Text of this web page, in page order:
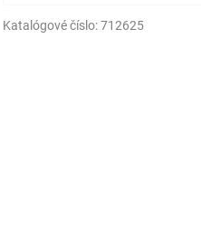
Katalógové číslo:712625